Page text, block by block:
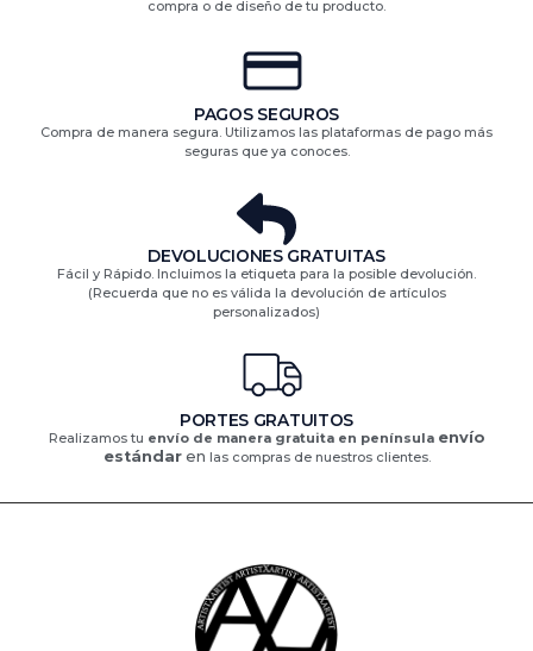
compra o de diseño de tu producto.
PAGOS SEGUROS
Compra de manera segura. Utilizamos las plataformas de pago más
seguras que ya conoces.
DEVOLUCIONES GRATUITAS​
Fácil y Rápido. Incluimos la etiqueta para la posible devolución.
(Recuerda que no es válida la devolución de artículos
personalizados)​
PORTES GRATUITOS
Realizamos tu envío de manera gratuita en península envío
estándaren las compras de nuestros clientes.